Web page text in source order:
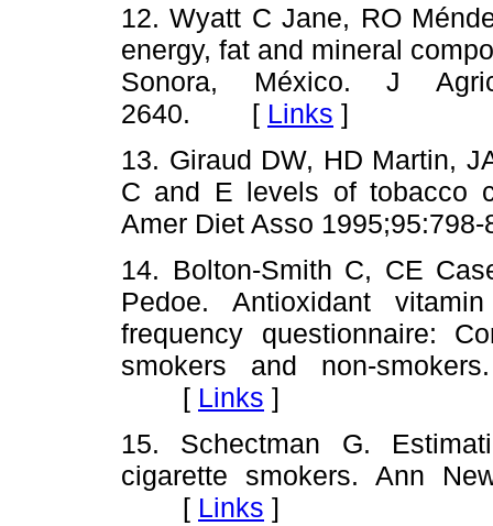
12. Wyatt C Jane, RO
energy, fat and mineral
Sonora, México. J
2640. [ Links ]
13. Giraud DW, HD Martin,
C and E levels of tobacco
Amer Diet Asso
14. Bolton-Smith C, CE
Pedoe. Antioxidant
frequency questionnaire:
smokers and non-
[ Links ]
15. Schectman G.
cigarette smokers. Ann
[ Links ]